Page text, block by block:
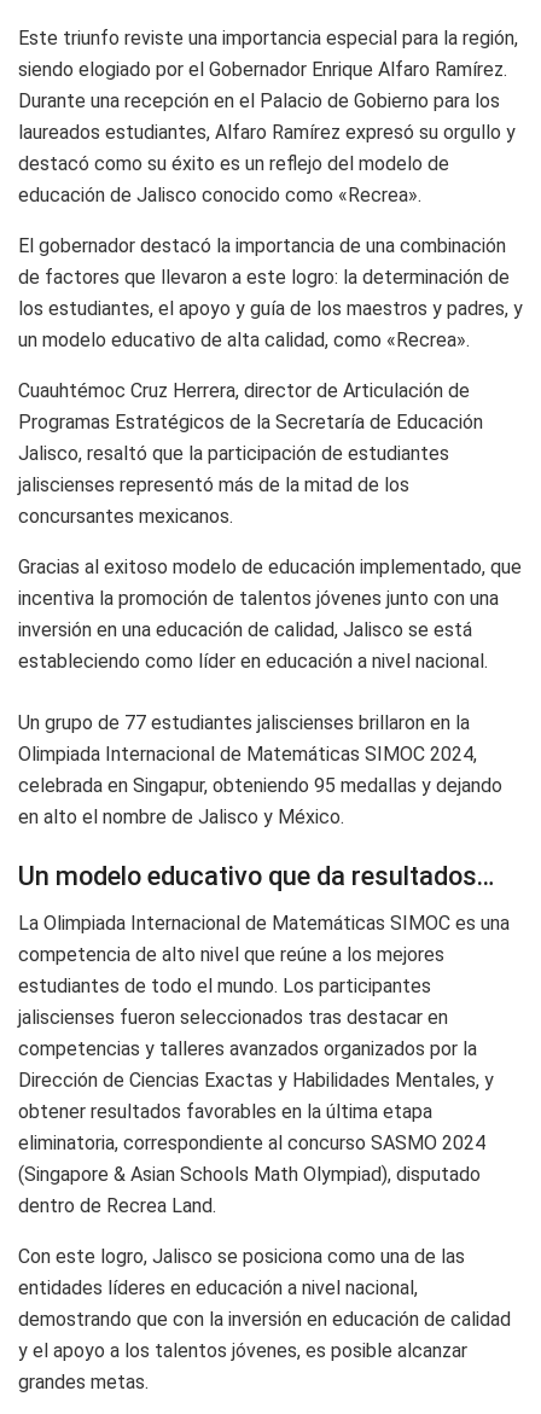
Este triunfo reviste una importancia especial para la región,
siendo elogiado por el Gobernador Enrique Alfaro Ramírez.
Durante una recepción en el Palacio de Gobierno para los
laureados estudiantes, Alfaro Ramírez expresó su orgullo y
destacó como su éxito es un reflejo del modelo de
educación de Jalisco conocido como «Recrea».
El gobernador destacó la importancia de una combinación
de factores que llevaron a este logro: la determinación de
los estudiantes, el apoyo y guía de los maestros y padres, y
un modelo educativo de alta calidad, como «Recrea».
Cuauhtémoc Cruz Herrera, director de Articulación de
Programas Estratégicos de la Secretaría de Educación
Jalisco, resaltó que la participación de estudiantes
jaliscienses representó más de la mitad de los
concursantes mexicanos.
Gracias al exitoso modelo de educación implementado, que
incentiva la promoción de talentos jóvenes junto con una
inversión en una educación de calidad, Jalisco se está
estableciendo como líder en educación a nivel nacional.
Un grupo de 77 estudiantes jaliscienses brillaron en la
Olimpiada Internacional de Matemáticas SIMOC 2024,
celebrada en Singapur, obteniendo 95 medallas y dejando
en alto el nombre de Jalisco y México.
Un modelo educativo que da resultados…
La Olimpiada Internacional de Matemáticas SIMOC es una
competencia de alto nivel que reúne a los mejores
estudiantes de todo el mundo. Los participantes
jaliscienses fueron seleccionados tras destacar en
competencias y talleres avanzados organizados por la
Dirección de Ciencias Exactas y Habilidades Mentales, y
obtener resultados favorables en la última etapa
eliminatoria, correspondiente al concurso SASMO 2024
(Singapore & Asian Schools Math Olympiad), disputado
dentro de Recrea Land.
Con este logro, Jalisco se posiciona como una de las
entidades líderes en educación a nivel nacional,
demostrando que con la inversión en educación de calidad
y el apoyo a los talentos jóvenes, es posible alcanzar
grandes metas.